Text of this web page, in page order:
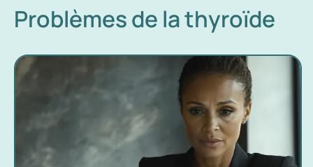
Problèmes de la thyroïde